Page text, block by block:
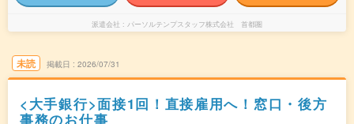
派遣会社 パーソルテンプスタッフ株式会社 首都圏
未読 掲載日 2026/07/31
<大手銀行>面接1回！直接雇用へ！窓口・後方
事務のお仕事